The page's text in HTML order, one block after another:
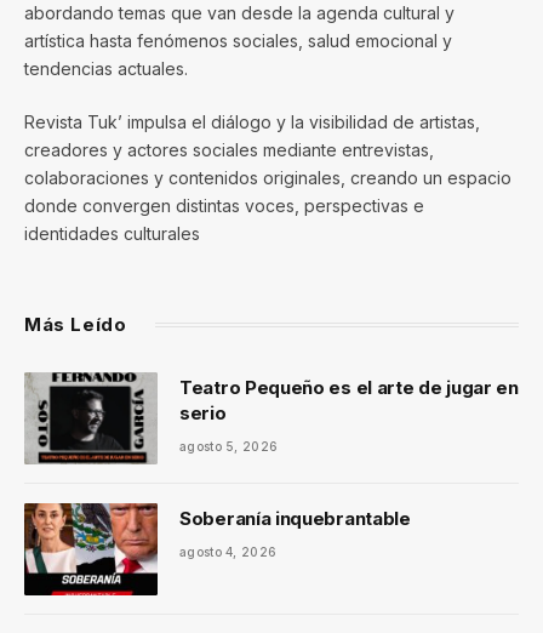
abordando temas que van desde la agenda cultural y
artística hasta fenómenos sociales, salud emocional y
tendencias actuales.
Revista Tuk’ impulsa el diálogo y la visibilidad de artistas,
creadores y actores sociales mediante entrevistas,
colaboraciones y contenidos originales, creando un espacio
donde convergen distintas voces, perspectivas e
identidades culturales
Más Leído
Teatro Pequeño es el arte de jugar en
serio
agosto 5, 2026
Soberanía inquebrantable
agosto 4, 2026